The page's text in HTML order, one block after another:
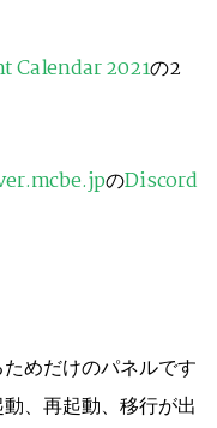
Calendar 2021の2
のDiscord
めだけのパネルです
、再起動、移行が出